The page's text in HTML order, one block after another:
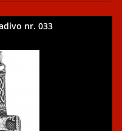
nr. 033